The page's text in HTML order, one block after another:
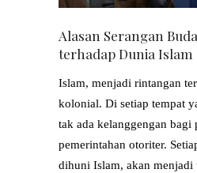
Alasan Serangan
terhadap Dunia Islam
Islam, menjadi rintangan
kolonial. Di setiap tempat
tak ada kelanggengan bagi
pemerintahan otoriter.
dihuni Islam, akan menjadi